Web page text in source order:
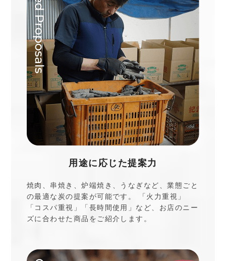
用途に応じた提案力
焼肉、串焼き、炉端焼き、うなぎなど、業態ごと
の最適な炭の提案が可能です。 「火力重視」
「コスパ重視」「長時間使用」など、お店のニー
ズに合わせた商品をご紹介します。